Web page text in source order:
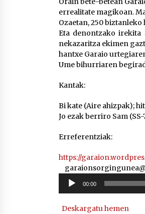
errealitate magikoan.
Ozaetan, 250
Eta denontzako irekita
nekazaritza ekimen
hantxe Garaio
Ume bihurriaren
Kantak:
Bi kate (Aire ahizpak);
Jo ezak berriro Sam (SS-
Erreferentziak:
https://
Soinu
erreproduzigailua
00:00
Deskargatu hemen